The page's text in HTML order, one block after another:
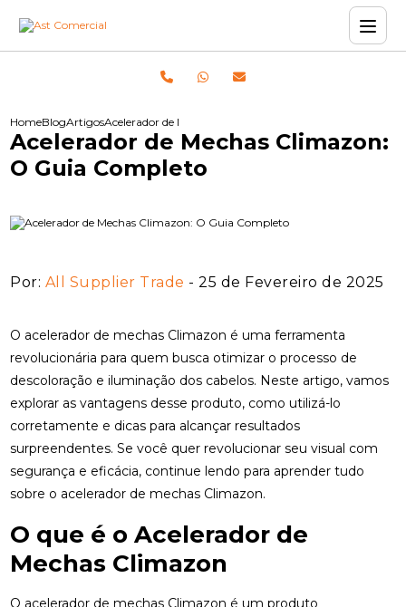
HomeBlogArtigosAcelerador de Mechas Climazon: O Guia Completo
Acelerador de Mechas Climazon:
O Guia Completo
Por: All Supplier Trade - 25 de Fevereiro de 2025
O acelerador de mechas Climazon é uma ferramenta
revolucionária para quem busca otimizar o processo de
descoloração e iluminação dos cabelos. Neste artigo, vamos
explorar as vantagens desse produto, como utilizá-lo
corretamente e dicas para alcançar resultados
surpreendentes. Se você quer revolucionar seu visual com
segurança e eficácia, continue lendo para aprender tudo
sobre o acelerador de mechas Climazon.
O que é o Acelerador de
Mechas Climazon
O acelerador de mechas Climazon é um produto